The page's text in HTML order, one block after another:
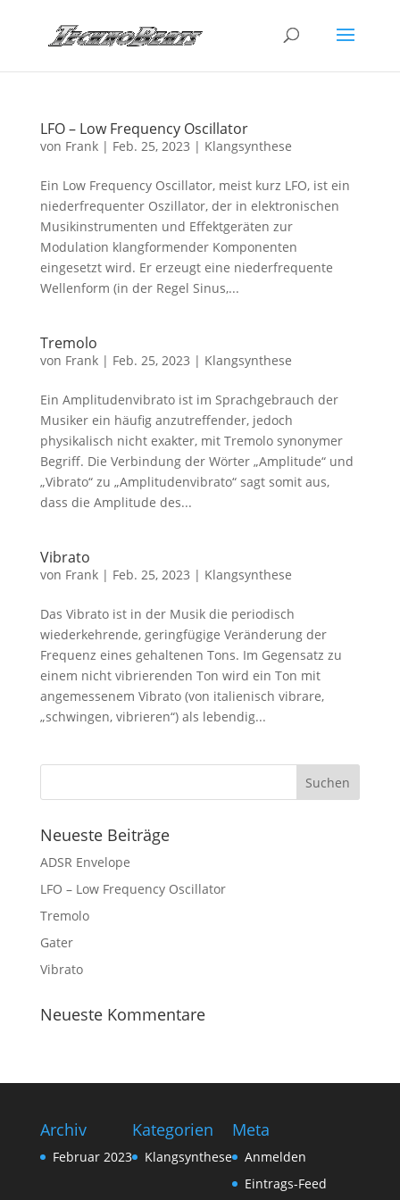
LFO – Low Frequency Oscillator
von Frank| Feb. 25, 2023 | Klangsynthese
Ein Low Frequency Oscillator, meist kurz LFO, ist ein
niederfrequenter Oszillator, der in elektronischen
Musikinstrumenten und Effektgeräten zur
Modulation klangformender Komponenten
eingesetzt wird. Er erzeugt eine niederfrequente
Wellenform (in der Regel Sinus,...
Tremolo
von Frank| Feb. 25, 2023 | Klangsynthese
Ein Amplitudenvibrato ist im Sprachgebrauch der
Musiker ein häufig anzutreffender, jedoch
physikalisch nicht exakter, mit Tremolo synonymer
Begriff. Die Verbindung der Wörter „Amplitude“ und
„Vibrato“ zu „Amplitudenvibrato“ sagt somit aus,
dass die Amplitude des...
Vibrato
von Frank| Feb. 25, 2023 | Klangsynthese
Das Vibrato ist in der Musik die periodisch
wiederkehrende, geringfügige Veränderung der
Frequenz eines gehaltenen Tons. Im Gegensatz zu
einem nicht vibrierenden Ton wird ein Ton mit
angemessenem Vibrato (von italienisch vibrare,
„schwingen, vibrieren“) als lebendig...
Neueste Beiträge
ADSR Envelope
LFO – Low Frequency Oscillator
Tremolo
Gater
Vibrato
Neueste Kommentare
Archiv
Februar 2023
Kategorien
Klangsynthese
Meta
Anmelden
Eintrags-Feed